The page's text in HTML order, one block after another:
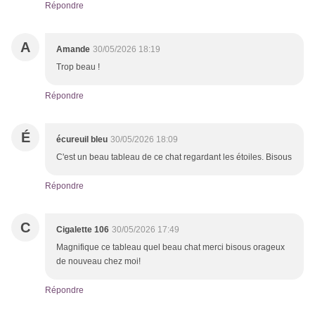
Répondre
A Amande 30/05/2026 18:19
Trop beau !
Répondre
É écureuil bleu 30/05/2026 18:09
C'est un beau tableau de ce chat regardant les étoiles. Bisous
Répondre
C Cigalette 106 30/05/2026 17:49
Magnifique ce tableau quel beau chat merci bisous orageux
de nouveau chez moi!
Répondre